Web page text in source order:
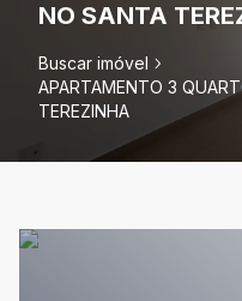
NO SANTA
Buscar imóvel
APARTAMENTO 3
TEREZINHA